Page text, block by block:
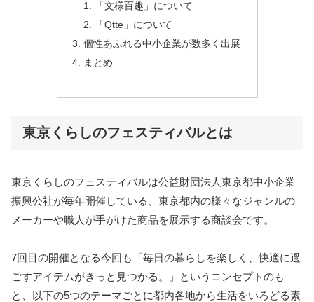
「文様百趣」について
「Qtte」について
個性あふれる中小企業が数多く出展
まとめ
東京くらしのフェスティバルとは
東京くらしのフェスティバルは公益財団法人東京都中小企業
振興公社が毎年開催している、東京都内の様々なジャンルの
メーカーや職人が手がけた商品を展示する商談会です。
7回目の開催となる今回も「毎日の暮らしを楽しく、快適に過
ごすアイテムがきっと見つかる。」というコンセプトのも
と、以下の5つのテーマごとに都内各地から生活をいろどる素